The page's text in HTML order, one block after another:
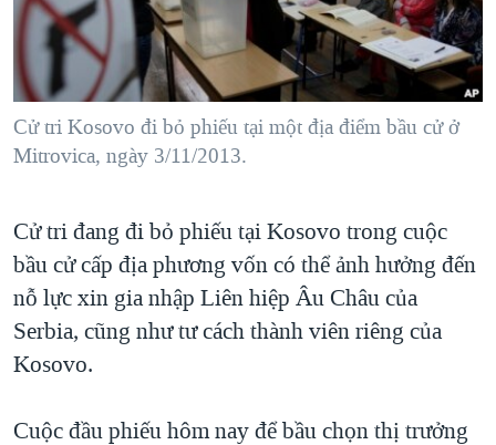
"Tìm"NGƯỜI VIỆT HẢI NGOẠI
ĐỜI SỐNG
KINH TẾ
VĂN HOÁ
THỂ THAO
GIÁO DỤC
TẠI
HÀNH TRÌNH BẦU CỬ 2024
MỘT NĂM CHIẾN TRANH TẠI DẢI GAZA
GIẢI MÃ VÀNH ĐAI & CON ĐƯỜNG
NGÀY TỊ NẠN THẾ GIỚI
GROUND ZERO – XƯA VÀ NAY
CHI PHÍ CHIẾN TRANH AFGHANISTAN
CÁC GIÁ TRỊ CỘNG HÒA Ở VIỆT NAM
THƯỢNG ĐỈNH TRUMP-KIM TẠI VIỆT NAM
VIDEO
NGHE
MẠNG XÃ HỘI
Ngôn ngữ khác
Cử tri Kosovo đi bỏ phiếu tại một địa điểm bầu cử ở
Mitrovica, ngày 3/11/2013.
Cử tri đang đi bỏ phiếu tại Kosovo trong cuộc
bầu cử cấp địa phương vốn có thể ảnh hưởng đến
nỗ lực xin gia nhập Liên hiệp Âu Châu của
Serbia, cũng như tư cách thành viên riêng của
Kosovo.
Cuộc đầu phiếu hôm nay để bầu chọn thị trưởng